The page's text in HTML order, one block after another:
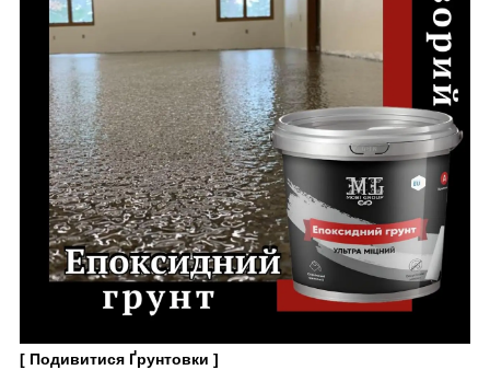
[ Подивитися Ґрунтовки ]